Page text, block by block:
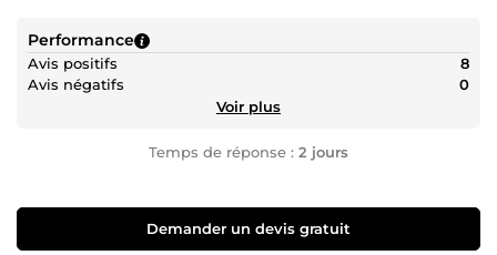
Performance
Avis positifs
8
Avis négatifs
0
Voir plus
Temps de réponse : 2 jours
Demander un devis gratuit